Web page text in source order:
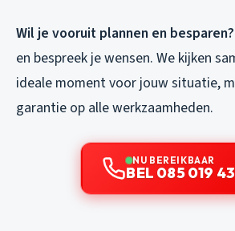
Wil je vooruit plannen en besparen?
en bespreek je wensen. We kijken
ideale moment voor jouw situatie,
garantie op alle werkzaamheden.
NU BEREIKBAAR
BEL 085 019